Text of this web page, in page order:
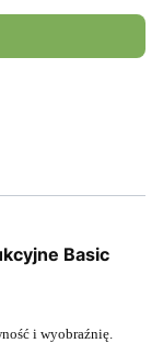
Basic
i wyobraźnię.